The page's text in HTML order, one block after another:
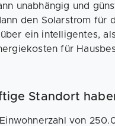
unabhängig und
den Solarstrom für
ein intelligentes,
für
Standort
von